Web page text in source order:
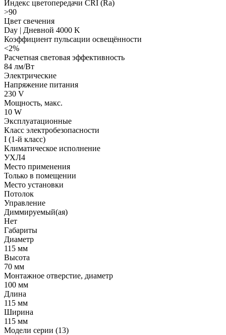
Индекс цветопередачи CRI (Ra)
>90
Цвет свечения
Day | Дневной 4000 K
Коэффициент пульсации освещённости
<2%
Расчетная световая эффективность
84 лм/Вт
Электрические
Напряжение питания
230 V
Мощность, макс.
10 W
Эксплуатационные
Класс электробезопасности
I (1-й класс)
Климатическое исполнение
УХЛ4
Место применения
Только в помещении
Место установки
Потолок
Управление
Диммируемый(ая)
Нет
Габариты
Диаметр
115 мм
Высота
70 мм
Монтажное отверстие, диаметр
100 мм
Длина
115 мм
Ширина
115 мм
Модели серии (13)